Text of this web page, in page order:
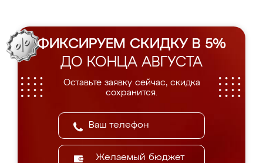
ФИКСИРУЕМ СКИДКУ В 5%
ДО КОНЦА АВГУСТА
Оставьте заявку сейчас, скидка
сохранится.
Желаемый бюджет